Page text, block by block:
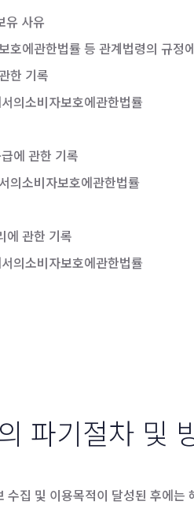
유 사유
호에관한법률 등 관계법령의 규
한 기록
의소비자보호에관한법률
에 관한 기록
의소비자보호에관한법률
에 관한 기록
의소비자보호에관한법률
파기절차 및
수집 및 이용목적이 달성된 후에